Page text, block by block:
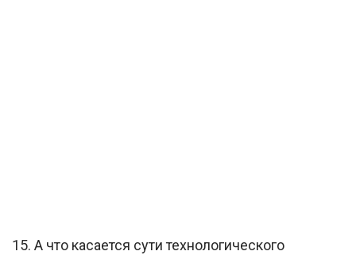
15. А что касается сути технологического